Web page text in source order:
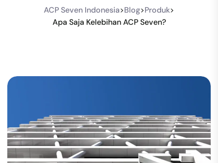
ACP Seven Indonesia>Blog>Produk>
Apa Saja Kelebihan ACP Seven?